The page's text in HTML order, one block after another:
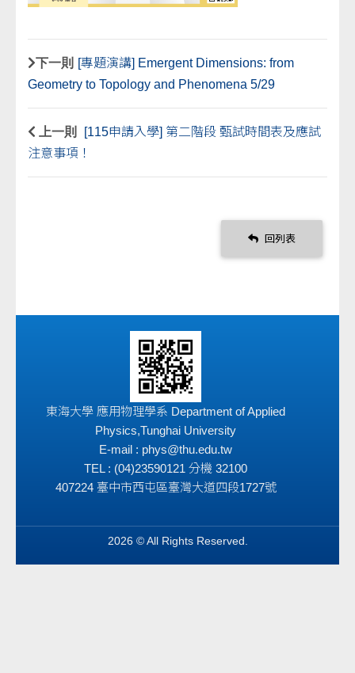
下一則
[專題演講] Emergent Dimensions: from
Geometry to Topology and Phenomena 5/29
上一則
[115申請入學] 第二階段 甄試時間表及應試
注意事項！
回列表
東海大學 應用物理學系 Department of Applied
Physics,Tunghai University
E-mail : phys@thu.edu.tw
TEL : (04)23590121 分機 32100
407224 臺中市西屯區臺灣大道四段1727號
2026 © All Rights Reserved.